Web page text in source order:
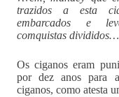
trazidos a esta
embarcados e
comquistas divididos…
Os ciganos eram
por dez anos para
ciganos, como atesta